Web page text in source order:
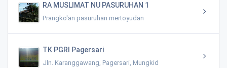
RA MUSLIMAT NU PASURUHAN 1
Prangko'an pasuruhan mertoyudan
TK PGRI Pagersari
Jln. Karanggawang, Pagersari, Mungkid